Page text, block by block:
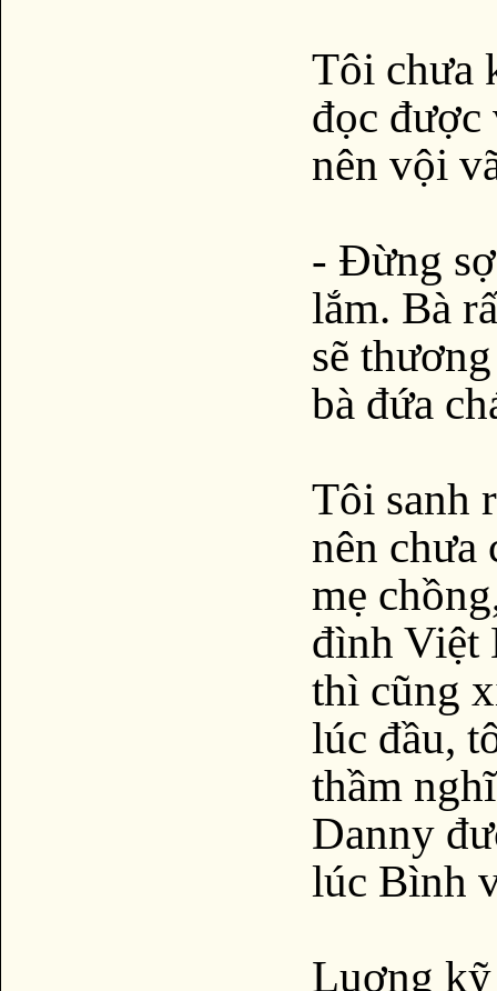
Tôi chưa
đọc được
nên vội
- Đừng
lắm. Bà
sẽ
bà đứa
Tôi sanh
nên chưa
mẹ
đình Việt
thì cũng
lúc đầu,
thầm
Danny
lúc Bình
Luơng kỹ